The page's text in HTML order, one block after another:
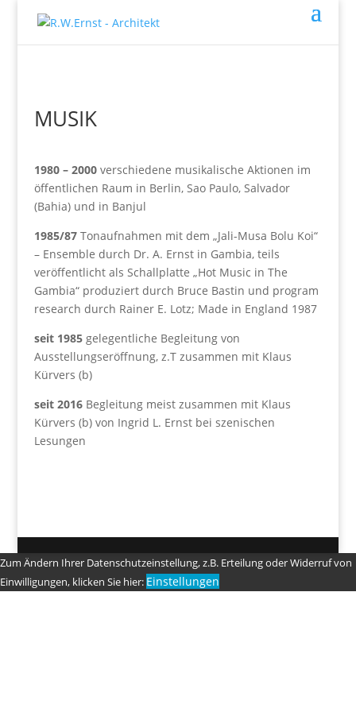
MUSIK
1980 – 2000verschiedene musikalische Aktionen im
öffentlichen Raum in Berlin, Sao Paulo, Salvador
(Bahia) und in Banjul
1985/87Tonaufnahmen mit dem „Jali-Musa Bolu Koi“
– Ensemble durch Dr. A. Ernst in Gambia, teils
veröffentlicht als Schallplatte „Hot Music in The
Gambia“ produziert durch Bruce Bastin und program
research durch Rainer E. Lotz; Made in England 1987
seit 1985gelegentliche Begleitung von
Ausstellungseröffnung, z.T zusammen mit Klaus
Kürvers (b)
seit 2016Begleitung meist zusammen mit Klaus
Kürvers (b) von Ingrid L. Ernst bei szenischen
Lesungen
Zum Ändern Ihrer Datenschutzeinstellung, z.B. Erteilung oder Widerruf von
Einwilligungen, klicken Sie hier: Einstellungen